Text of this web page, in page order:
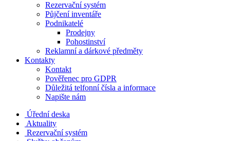
Rezervační systém
Půjčení inventáře
Podnikatelé
Prodejny
Pohostinství
Reklamní a dárkové předměty
Kontakty
Kontakt
Pověřenec pro GDPR
Důležitá telfonní čísla a informace
Napište nám
Úřední deska
Aktuality
Rezervační systém